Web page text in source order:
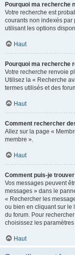
Pourquoi ma recherche
Votre recherche est
courants non indexés par
utilisant les options
Haut
Pourquoi ma recherche
Votre recherche renvoie
Utilisez la « Recherche
termes utilisés et des
Haut
Comment rechercher
Allez sur la page «
membre ».
Haut
Comment puis-je
Vos messages peuvent
messages » dans le
« Rechercher les
ou bien en cliquant sur le
du forum. Pour
choisissez les
Haut